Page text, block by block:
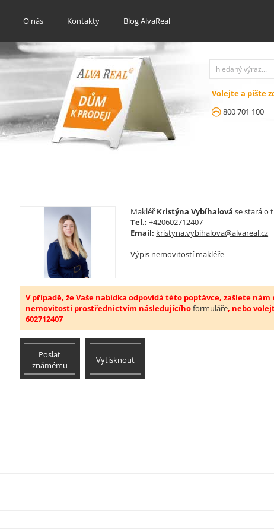
O nás Kontakty Blog AlvaReal
Volejte a pište
800 701 100
Makléř Kristýna Vybíhalová se stará o
Tel.: +420602712407
Email: kristyna.vybihalova@alvareal.cz
Výpis nemovitostí makléře
V případě, že Vaše nabídka odpovídá této poptávce, zašlete nám
nemovitosti prostřednictvím následujícíhoformuláře, nebo
602712407
Poslat
známému
Vytisknout